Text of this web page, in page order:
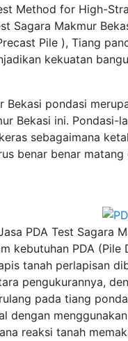
Method for High-
Sagara Makmur
Pile ), Tiang
kekuatan
Bekasi pondasi
Bekasi ini. Pondasi-
sebagaimana
benar benar
PDA Test Sagara
kebutuhan PDA
tanah perlapisan
pengukurannya,
pada tiang
dengan
reaksi tanah